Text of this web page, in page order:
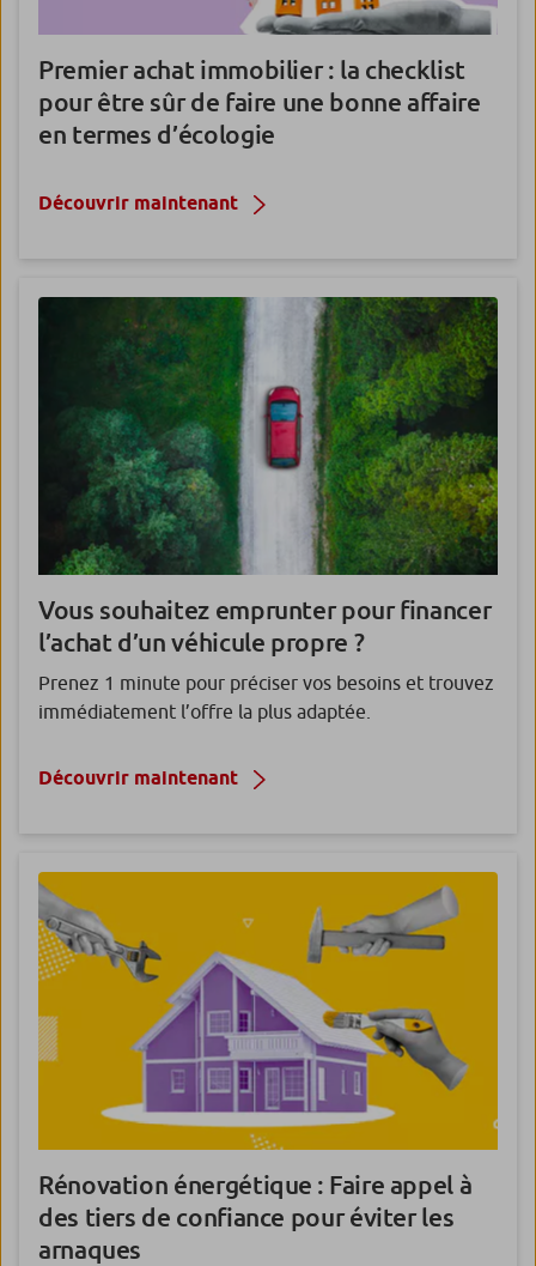
Premier achat immobilier : la checklist
pour être sûr de faire une bonne affaire
en termes d’écologie
Découvrir maintenant
Vous souhaitez emprunter pour financer
l’achat d’un véhicule propre ?
Prenez 1 minute pour préciser vos besoins et trouvez
immédiatement l’offre la plus adaptée.
Découvrir maintenant
Rénovation énergétique : Faire appel à
des tiers de confiance pour éviter les
arnaques